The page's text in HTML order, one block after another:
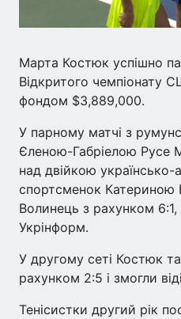
Марта Костюк успішно
Відкритого чемпіонату
фондом $3,889,000.
У парному матчі з
Єленою-Габріелою Русе
над двійкою
спортсменок Катериною
Волинець з рахунком
Укрінформ.
У другому сеті Костюк
рахунком 2:5 і змогли
Тенісистки другий рік